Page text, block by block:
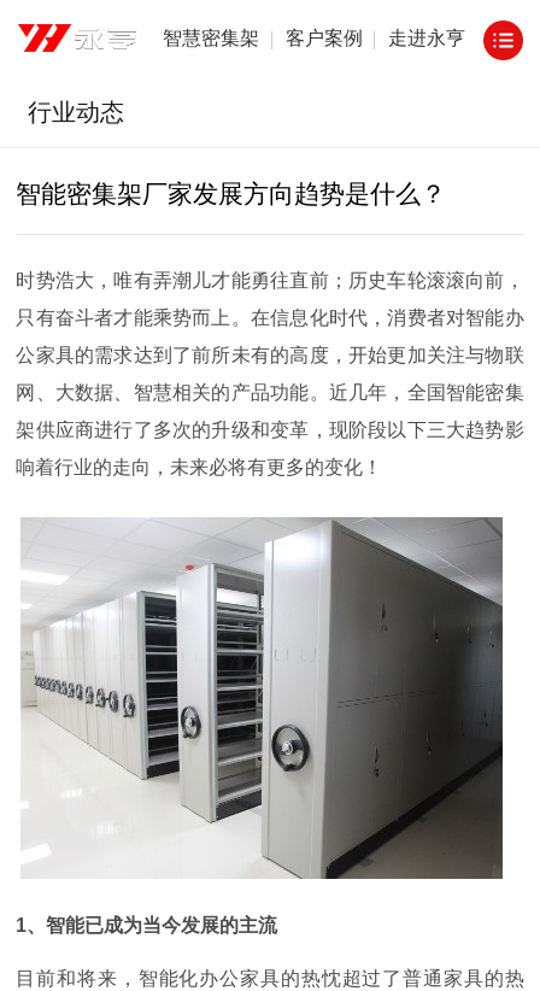
智慧密集架 客户案例 走进永亨
行业动态
智能密集架厂家发展方向趋势是什么？
时势浩大，唯有弄潮儿才能勇往直前；历史车轮滚滚向前，
只有奋斗者才能乘势而上。在信息化时代，消费者对智能办
公家具的需求达到了前所未有的高度，开始更加关注与物联
网、大数据、智慧相关的产品功能。近几年，全国智能密集
架供应商进行了多次的升级和变革，现阶段以下三大趋势影
响着行业的走向，未来必将有更多的变化！
1、智能已成为当今发展的主流
目前和将来，智能化办公家具的热忱超过了普通家具的热